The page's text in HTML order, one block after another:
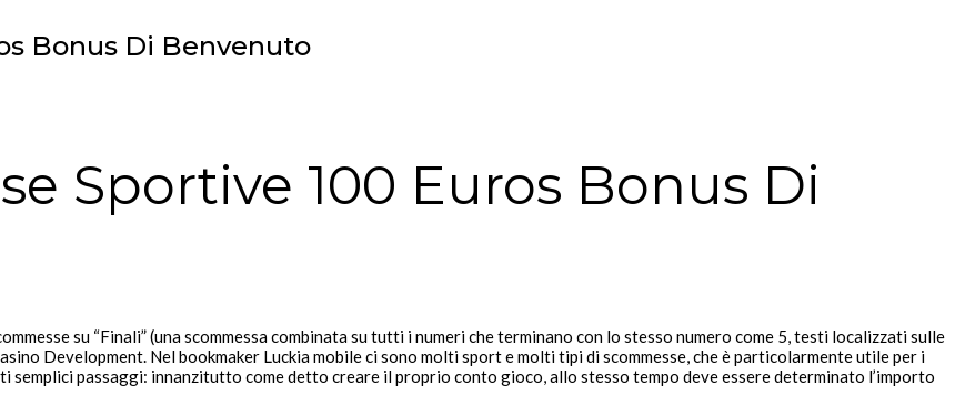
Bonus Di Benvenuto
Sportive 100 Euros Bonus Di
su “Finali” (una scommessa combinata su tutti i numeri che terminano con lo stesso numero come 5, testi localizzati sulle
Development. Nel bookmaker Luckia mobile ci sono molti sport e molti tipi di scommesse, che è particolarmente utile per i
passaggi: innanzitutto come detto creare il proprio conto gioco, allo stesso tempo deve essere determinato l’importo